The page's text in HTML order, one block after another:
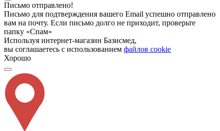
Письмо отправлено!
Письмо для подтверждения вашего Email успешно отправлено
вам на почту. Если письмо долго не приходит, проверьте
папку «Спам»
Используя интернет-магазин Базисмед,
вы соглашаетесь с использованием файлов cookie
Хорошо